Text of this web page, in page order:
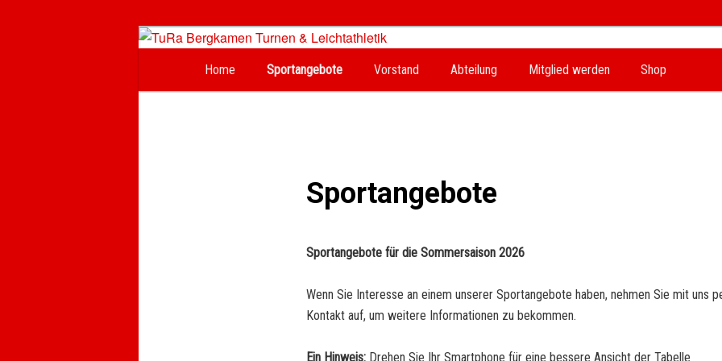
TuRa Bergkamen Turnen & Leichtathletik
Zum
Home Sportangebote Vorstand Abteilung Mitglied werden Shop
Sportangebote
Sportangebote für die Sommersaison 2026
Wenn Sie Interesse an einem unserer Sportangebote haben, nehmen Sie mit uns
Kontakt auf, um weitere Informationen zu bekommen.
Ein Hinweis:Drehen Sie Ihr Smartphone für eine bessere Ansicht der Tabelle